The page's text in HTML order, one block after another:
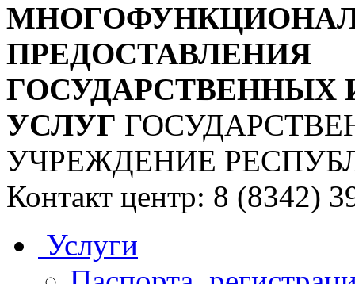
ПРЕДОСТАВЛЕНИЯ
УСЛУГ
УЧРЕЖДЕНИЕ
Контакт центр: 8 (8342)
Услуги